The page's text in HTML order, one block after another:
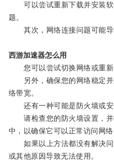
可以尝试重新下载并安装软
题。
其次，网络连接问题可能导
西游加速器怎么用
您可以尝试切换网络或重新
另外，确保您的网络稳定并
络带宽。
还有一种可能是防火墙或安
请检查您的防火墙设置，并
中，以确保它可以正常访问网络
如果以上方法都没有解决问
或其他原因导致无法使用。